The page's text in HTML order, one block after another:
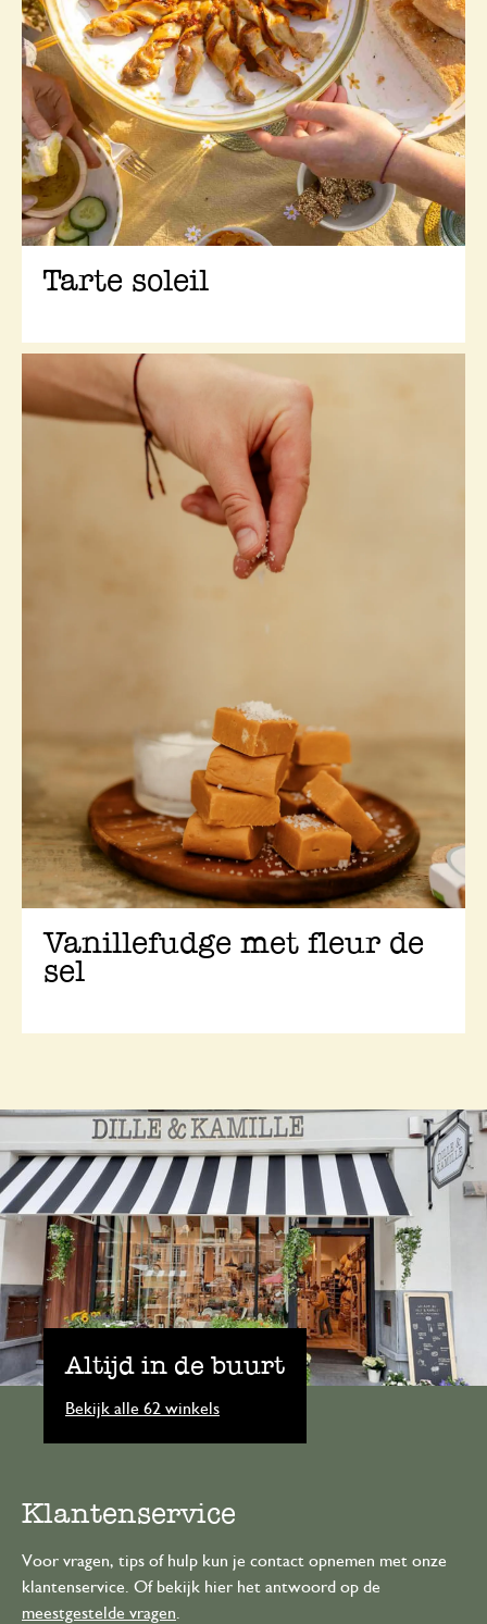
Tarte soleil
Vanillefudge met fleur de
sel
Altijd in de buurt
Bekijk alle 62 winkels
Klantenservice
Voor vragen, tips of hulp kun je contact opnemen met onze
klantenservice. Of bekijk hier het antwoord op de
meestgestelde vragen